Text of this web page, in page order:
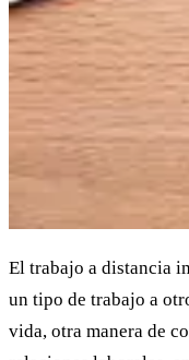
El trabajo a distancia
un tipo de trabajo a
vida, otra manera de